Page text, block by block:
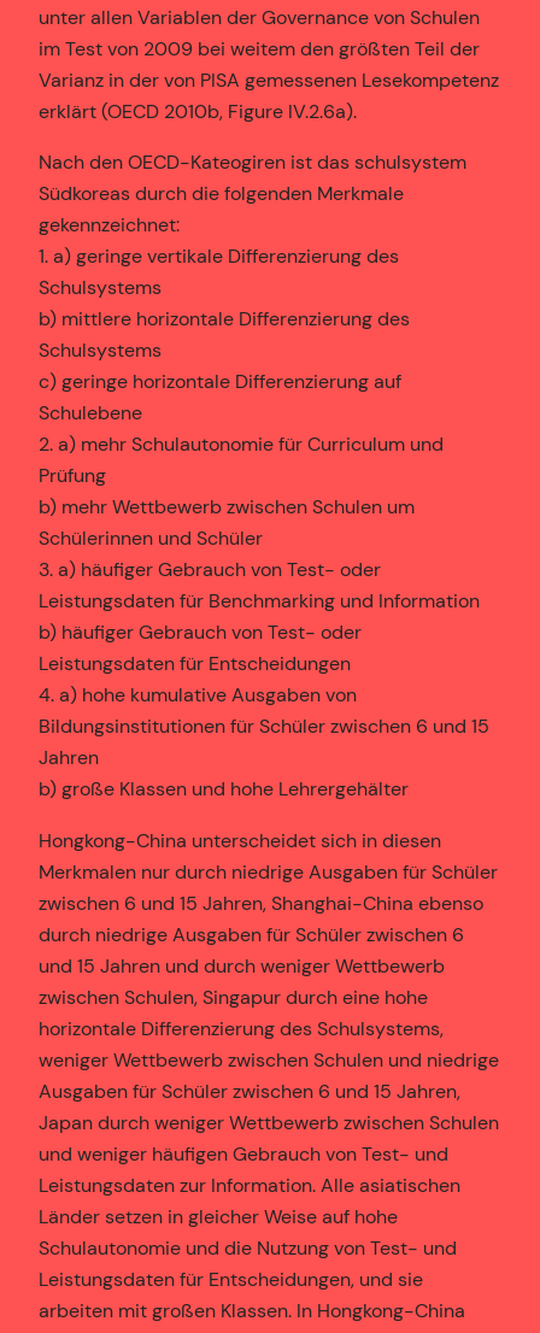
unter allen Variablen der Governance von Schulen
im Test von 2009 bei weitem den größten Teil der
Varianz in der von PISA gemessenen Lesekompetenz
erklärt (OECD 2010b, Figure IV.2.6a).
Nach den OECD-Kateogiren ist das schulsystem
Südkoreas durch die folgenden Merkmale
gekennzeichnet:
1. a) geringe vertikale Differenzierung des
Schulsystems
b) mittlere horizontale Differenzierung des
Schulsystems
c) geringe horizontale Differenzierung auf
Schulebene
2. a) mehr Schulautonomie für Curriculum und
Prüfung
b) mehr Wettbewerb zwischen Schulen um
Schülerinnen und Schüler
3. a) häufiger Gebrauch von Test- oder
Leistungsdaten für Benchmarking und Information
b) häufiger Gebrauch von Test- oder
Leistungsdaten für Entscheidungen
4. a) hohe kumulative Ausgaben von
Bildungsinstitutionen für Schüler zwischen 6 und 15
Jahren
b) große Klassen und hohe Lehrergehälter
Hongkong-China unterscheidet sich in diesen
Merkmalen nur durch niedrige Ausgaben für Schüler
zwischen 6 und 15 Jahren, Shanghai-China ebenso
durch niedrige Ausgaben für Schüler zwischen 6
und 15 Jahren und durch weniger Wettbewerb
zwischen Schulen, Singapur durch eine hohe
horizontale Differenzierung des Schulsystems,
weniger Wettbewerb zwischen Schulen und niedrige
Ausgaben für Schüler zwischen 6 und 15 Jahren,
Japan durch weniger Wettbewerb zwischen Schulen
und weniger häufigen Gebrauch von Test- und
Leistungsdaten zur Information. Alle asiatischen
Länder setzen in gleicher Weise auf hohe
Schulautonomie und die Nutzung von Test- und
Leistungsdaten für Entscheidungen, und sie
arbeiten mit großen Klassen. In Hongkong-China